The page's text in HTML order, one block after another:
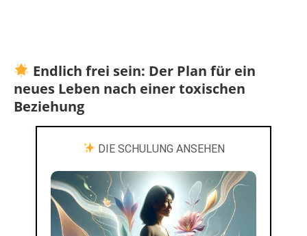
Endlich frei sein: Der Plan für ein
neues Leben nach einer toxischen
Beziehung
DIE SCHULUNG ANSEHEN